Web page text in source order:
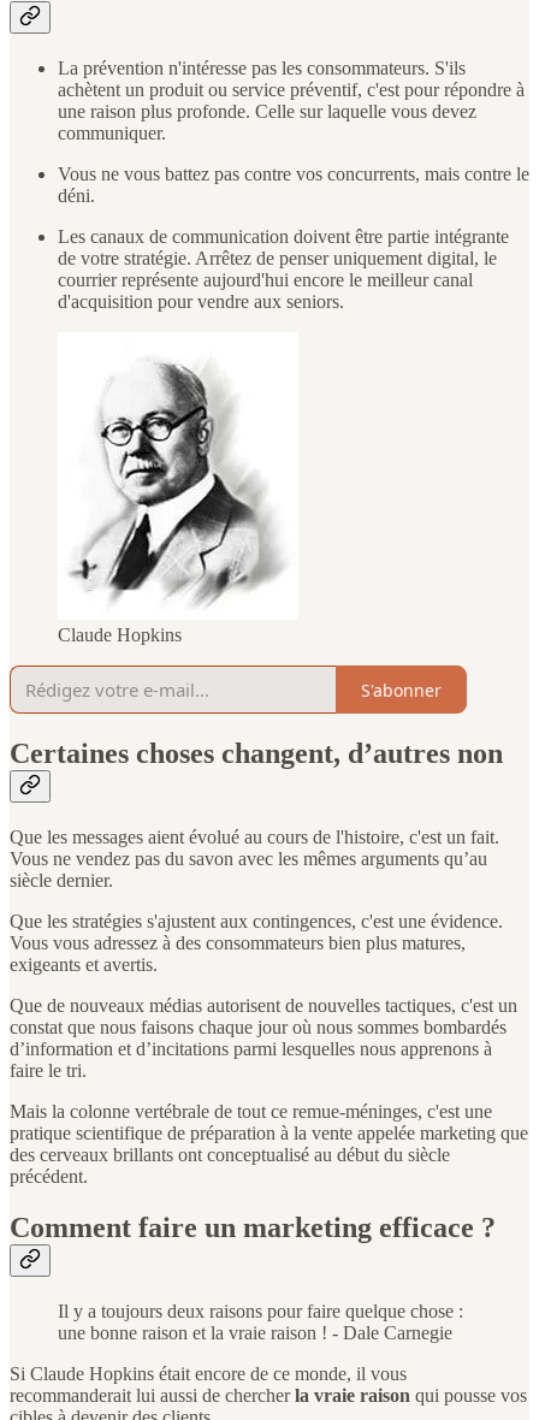
La prévention n'intéresse pas les consommateurs. S'ils
achètent un produit ou service préventif, c'est pour répondre à
une raison plus profonde. Celle sur laquelle vous devez
communiquer.
Vous ne vous battez pas contre vos concurrents, mais contre le
déni.
Les canaux de communication doivent être partie intégrante
de votre stratégie. Arrêtez de penser uniquement digital, le
courrier représente aujourd'hui encore le meilleur canal
d'acquisition pour vendre aux seniors.
Claude Hopkins
S'abonner
Certaines choses changent, d’autres non
Que les messages aient évolué au cours de l'histoire, c'est un fait.
Vous ne vendez pas du savon avec les mêmes arguments qu’au
siècle dernier.
Que les stratégies s'ajustent aux contingences, c'est une évidence.
Vous vous adressez à des consommateurs bien plus matures,
exigeants et avertis.
Que de nouveaux médias autorisent de nouvelles tactiques, c'est un
constat que nous faisons chaque jour où nous sommes bombardés
d’information et d’incitations parmi lesquelles nous apprenons à
faire le tri.
Mais la colonne vertébrale de tout ce remue-méninges, c'est une
pratique scientifique de préparation à la vente appelée marketing que
des cerveaux brillants ont conceptualisé au début du siècle
précédent.
Comment faire un marketing efficace ?
Il y a toujours deux raisons pour faire quelque chose :
une bonne raison et la vraie raison ! - Dale Carnegie
Si Claude Hopkins était encore de ce monde, il vous
recommanderait lui aussi de chercherla vraie raison qui pousse vos